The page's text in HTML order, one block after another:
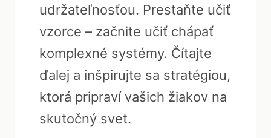
udržateľnosťou. Prestaňte učiť
vzorce – začnite učiť chápať
komplexné systémy. Čítajte
ďalej a inšpirujte sa stratégiou,
ktorá pripraví vašich žiakov na
skutočný svet.